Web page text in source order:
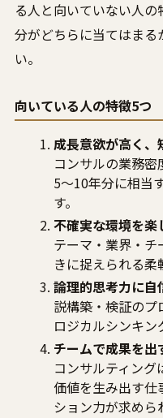
る人と向いていない人
分がどちらに当てはま
い。
向いている人の特徴5つ
成長意欲が高く、
コンサルの業務
5〜10年分に相当
す。
不確実な環境を楽
テーマ・業界・
きに捉えられる柔
論理的思考力に自
説構築・検証のプ
ロジカルシンキン
チームで成果を出
コンサルティン
価値を生み出す仕
ション力が求めら